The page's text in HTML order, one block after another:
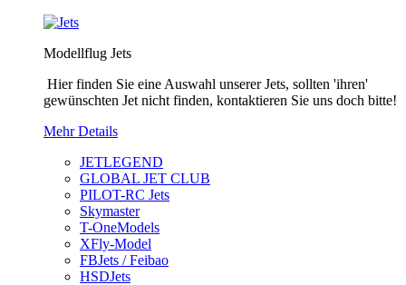
Modellflug Jets
Hier finden Sie eine Auswahl unserer Jets, sollten 'ihren'
gewünschten Jet nicht finden, kontaktieren Sie uns doch bitte!
Mehr Details
JETLEGEND
GLOBAL JET CLUB
PILOT-RC Jets
Skymaster
T-OneModels
XFly-Model
FBJets / Feibao
HSDJets